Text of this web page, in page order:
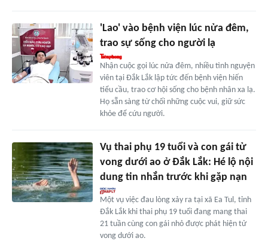
'Lao' vào bệnh viện lúc nửa đêm,
trao sự sống cho người lạ
Nhận cuộc gọi lúc nửa đêm, nhiều tình nguyện
viên tại Đắk Lắk lập tức đến bệnh viện hiến
tiểu cầu, trao cơ hội sống cho bệnh nhân xa lạ.
Họ sẵn sàng từ chối những cuộc vui, giữ sức
khỏe để cứu người.
Vụ thai phụ 19 tuổi và con gái tử
vong dưới ao ở Đắk Lắk: Hé lộ nội
dung tin nhắn trước khi gặp nạn
Một vụ việc đau lòng xảy ra tại xã Ea Tul, tỉnh
Đắk Lắk khi thai phụ 19 tuổi đang mang thai
21 tuần cùng con gái nhỏ được phát hiện tử
vong dưới ao.